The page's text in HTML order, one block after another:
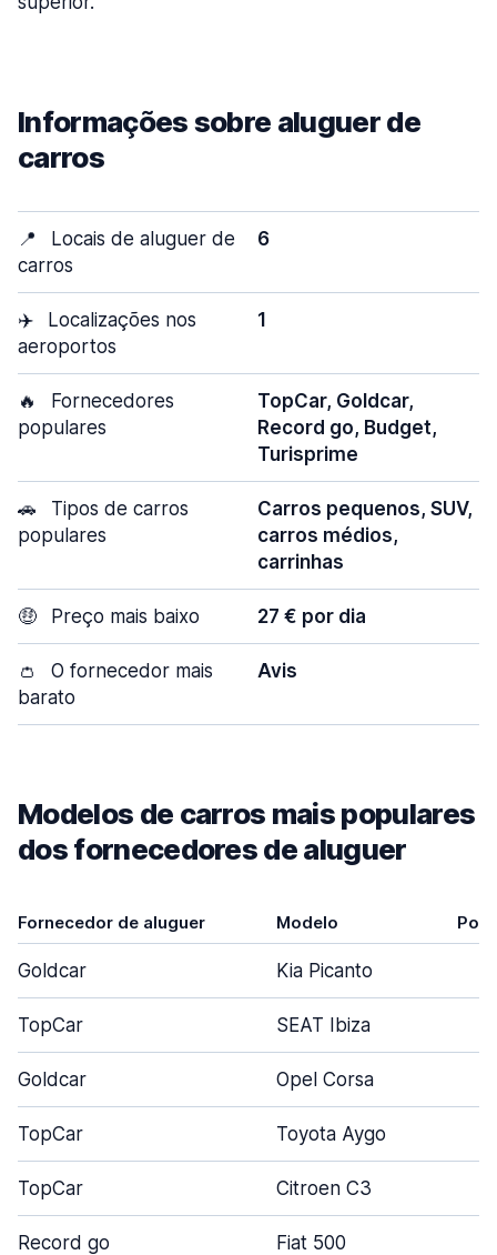
Informações sobre aluguer de
carros
📍
Locais de aluguer de
carros
6
✈️
Localizações nos
aeroportos
1
🔥
Fornecedores
populares
TopCar, Goldcar,
Record go, Budget,
Turisprime
🚗
Tipos de carros
populares
Carros pequenos, SUV,
carros médios,
carrinhas
🤑 Preço mais baixo 27 € por dia
👛
O fornecedor mais
barato
Avis
Modelos de carros mais populares
dos fornecedores de aluguer
Fornecedor de aluguer Modelo
Goldcar Kia Picanto
TopCar SEAT Ibiza
Goldcar Opel Corsa
TopCar Toyota Aygo
TopCar Citroen C3
Record go Fiat 500